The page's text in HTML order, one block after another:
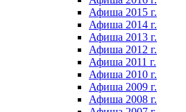
Афиша 2015 г.
Афиша 2014 г.
Афиша 2013 г.
Афиша 2012 г.
Афиша 2011 г.
Афиша 2010 г.
Афиша 2009 г.
Афиша 2008 г.